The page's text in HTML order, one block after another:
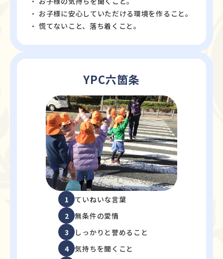
お子様に安心していただける環境を作ること。
慌てないこと、落ち着くこと。
YPC六箇条
1
ていねいな言葉
2
無条件の愛情
3
しっかりと誉めること
4
気持ちを聞くこと